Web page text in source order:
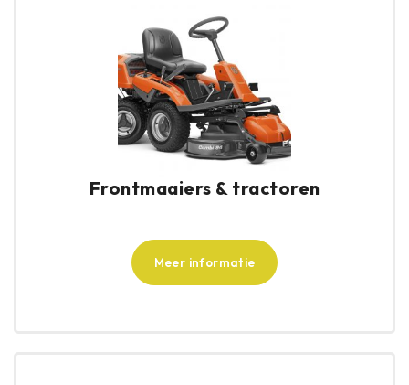
Frontmaaiers & tractoren
Meer informatie